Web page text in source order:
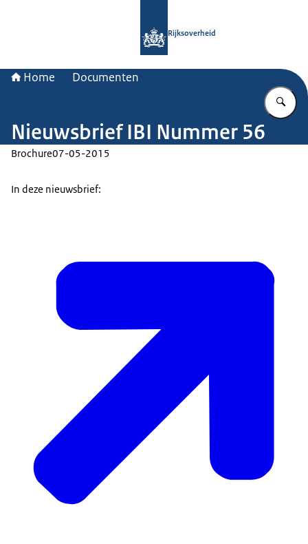
Rijksoverheid
Home Documenten
Nieuwsbrief IBI Nummer 56
Brochure07-05-2015
In deze nieuwsbrief: